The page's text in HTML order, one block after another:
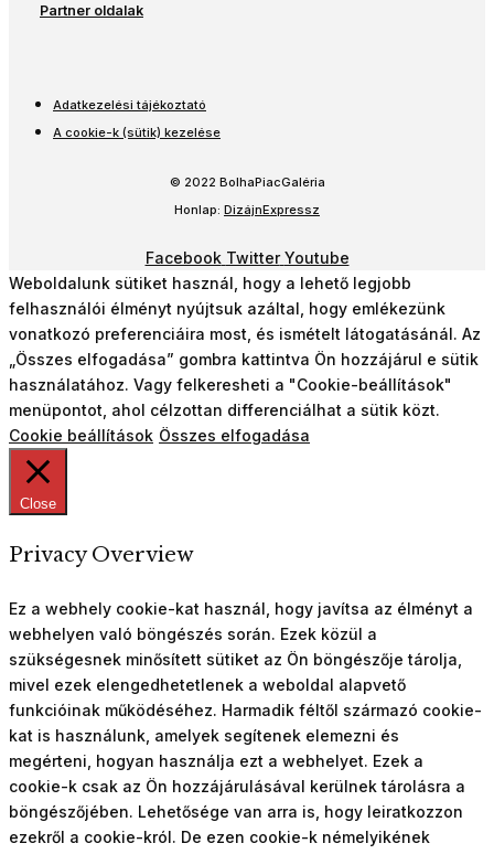
Partner oldalak
Adatkezelési tájékoztató
A cookie-k (sütik) kezelése
© 2022 BolhaPiacGaléria
Honlap: DizájnExpressz
Facebook Twitter Youtube
Weboldalunk sütiket használ, hogy a lehető legjobb
felhasználói élményt nyújtsuk azáltal, hogy emlékezünk
vonatkozó preferenciáira most, és ismételt látogatásánál. Az
„Összes elfogadása” gombra kattintva Ön hozzájárul e sütik
használatához. Vagy felkeresheti a "Cookie-beállítások"
menüpontot, ahol célzottan differenciálhat a sütik közt.
Cookie beállítások Összes elfogadása
Close
Privacy Overview
Ez a webhely cookie-kat használ, hogy javítsa az élményt a
webhelyen való böngészés során. Ezek közül a
szükségesnek minősített sütiket az Ön böngészője tárolja,
mivel ezek elengedhetetlenek a weboldal alapvető
funkcióinak működéséhez. Harmadik féltől származó cookie-
kat is használunk, amelyek segítenek elemezni és
megérteni, hogyan használja ezt a webhelyet. Ezek a
cookie-k csak az Ön hozzájárulásával kerülnek tárolásra a
böngészőjében. Lehetősége van arra is, hogy leiratkozzon
ezekről a cookie-król. De ezen cookie-k némelyikének